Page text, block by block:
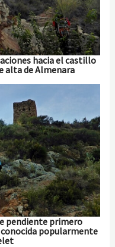
hacia el castillo
alta de Almenara
pendiente primero
popularmente